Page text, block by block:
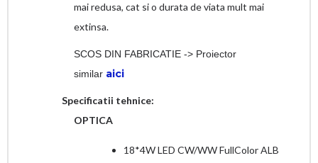
mai redusa, cat si o durata de viata mult mai
extinsa.
SCOS DIN FABRICATIE -> Proiector
similar aici
Specificatii tehnice:
OPTICA
18*4W LED CW/WW FullColor ALB